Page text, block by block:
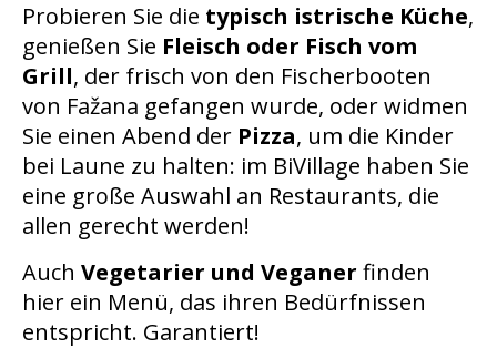
Probieren Sie die typisch istrische Küche,
genießen Sie Fleisch oder Fisch vom
Grill, der frisch von den Fischerbooten
von Fažana gefangen wurde, oder widmen
Sie einen Abend der Pizza, um die Kinder
bei Laune zu halten: im BiVillage haben Sie
eine große Auswahl an Restaurants, die
allen gerecht werden!
Auch Vegetarier und Veganer finden
hier ein Menü, das ihren Bedürfnissen
entspricht. Garantiert!